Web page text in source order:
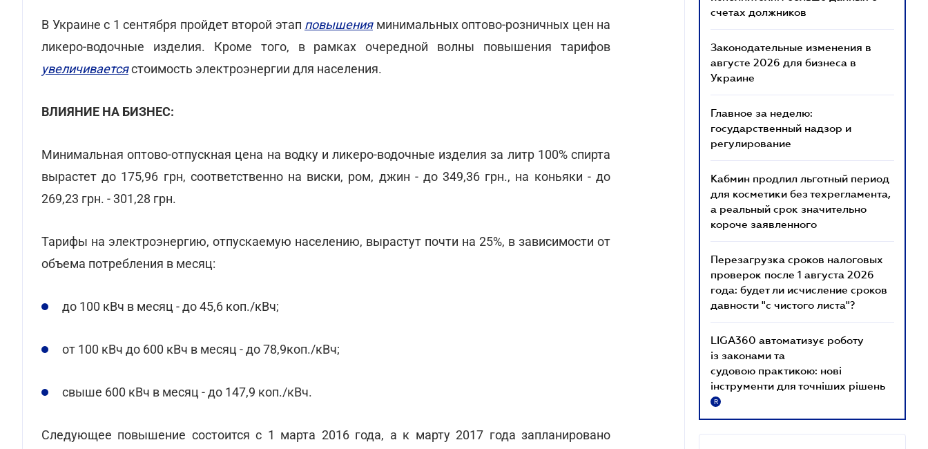
В Украине с 1 сентября пройдет второй этап повышенияминимальных оптово-розничных цен на
ликеро-водочные изделия. Кроме того, в рамках очередной волны повышения тарифов
увеличиваетсястоимость электроэнергии для населения.
ВЛИЯНИЕ НА БИЗНЕС:
Минимальная оптово-отпускная цена на водку и ликеро-водочные изделия за литр 100% спирта
вырастет до 175,96 грн, соответственно на виски, ром, джин - до 349,36 грн., на коньяки - до
269,23 грн. - 301,28 грн.
Тарифы на электроэнергию, отпускаемую населению, вырастут почти на 25%, в зависимости от
объема потребления в месяц:
до 100 кВч в месяц - до 45,6 коп./кВч;
от 100 кВч до 600 кВч в месяц - до 78,9коп./кВч;
свыше 600 кВч в месяц - до 147,9 коп./кВч.
Следующее повышение состоится с 1 марта 2016 года, а к марту 2017 года запланировано
счетах должников
Законодательные изменения в
августе 2026 для бизнеса в
Украине
Главное за неделю:
государственный надзор и
регулирование
Кабмин продлил льготный период
для косметики без техрегламента,
а реальный срок значительно
короче заявленного
Перезагрузка сроков налоговых
проверок после 1 августа 2026
года: будет ли исчисление сроков
давности "с чистого листа"?
LIGA360 автоматизує роботу
із законами та
судовою практикою: нові
інструменти для точніших рішень
R